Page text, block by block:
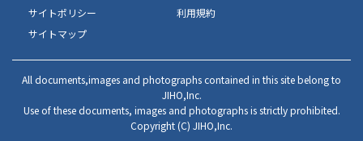
サイトポリシー
利用規約
サイトマップ
All documents,images and photographs contained in this site belong to
JIHO,Inc.
Use of these documents, images and photographs is strictly prohibited.
Copyright (C) JIHO,Inc.